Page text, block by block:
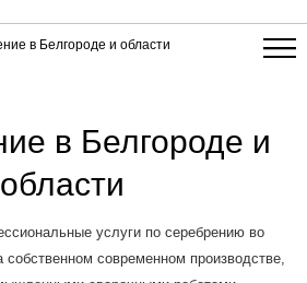
в Белгороде и области
в Белгороде и
области
услуги по серебрению во
современном производстве,